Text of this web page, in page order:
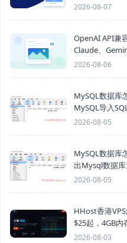
2026-08-07
OpenAI API兼
Claude、
2026-08-06
MySQL数据库
MySQL导入
2026-08-05
MySQL数据库
出Mysql数据
2026-08-05
HHost香港
$25起，4GB内
2026-08-03